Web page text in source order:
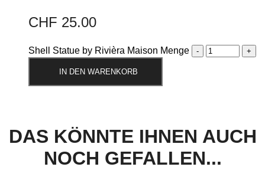
CHF 25.00
Shell Statue by Rivièra Maison Menge
IN DEN WARENKORB
DAS KÖNNTE IHNEN AUCH
NOCH GEFALLEN...